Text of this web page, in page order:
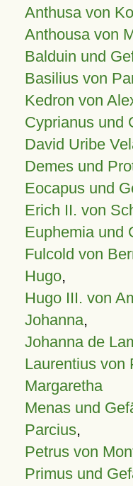
Anthusa von
Anthousa von
Balduin und
Basilius von
Kedron von
Cyprianus und
David Uribe
Demes und
Eocapus und
Erich II. von
Euphemia und
Fulcold von
Hugo,
Hugo III. von
Johanna,
Johanna de
Laurentius von
Margaretha
Menas und
Parcius,
Petrus von
Primus und